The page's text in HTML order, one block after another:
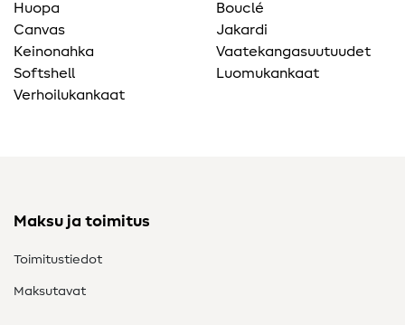
Huopa
Canvas
Keinonahka
Softshell
Verhoilukankaat
Bouclé
Jakardi
Vaatekangasuutuudet
Luomukankaat
Maksu ja toimitus
Toimitustiedot
Maksutavat